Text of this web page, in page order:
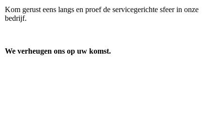
Kom gerust eens langs en proef de servicegerichte sfeer in onze
bedrijf.
We verheugen ons op uw komst.